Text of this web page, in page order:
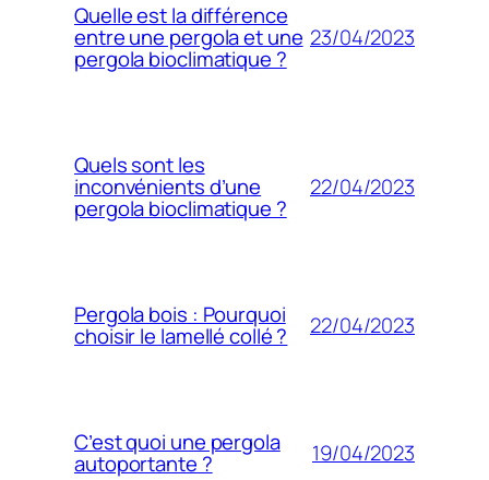
Quelle est la différence
entre une pergola et une
pergola bioclimatique ?
23/04/2023
Quels sont les
inconvénients d’une
pergola bioclimatique ?
22/04/2023
Pergola bois : Pourquoi
choisir le lamellé collé ? 22/04/2023
C’est quoi une pergola
autoportante ? 19/04/2023